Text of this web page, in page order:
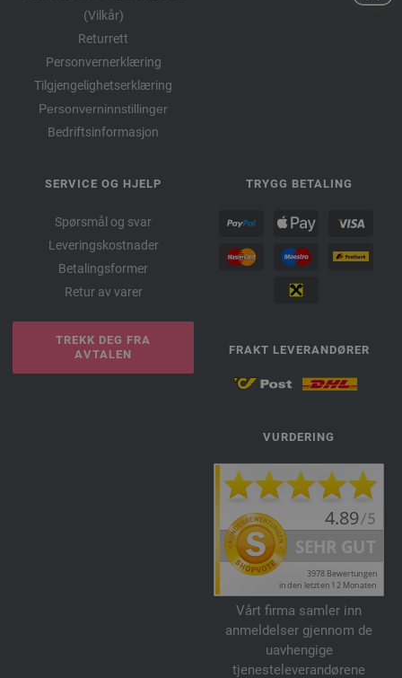
(Vilkår)
Returrett
Personvernerklæring
Tilgjengelighetserklæring
Personverninnstillinger
Bedriftsinformasjon
SERVICE OG HJELP
Spørsmål og svar
Leveringskostnader
Betalingsformer
Retur av varer
TREKK DEG FRA
AVTALEN
TRYGG BETALING
FRAKT LEVERANDØRER
VURDERING
Vårt firma samler inn
anmeldelser gjennom de
uavhengige
tjenesteleverandørene